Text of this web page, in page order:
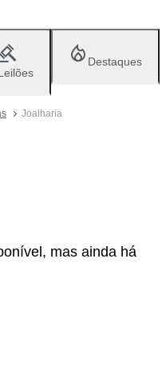
Destaques
Joalharia
mas ainda há